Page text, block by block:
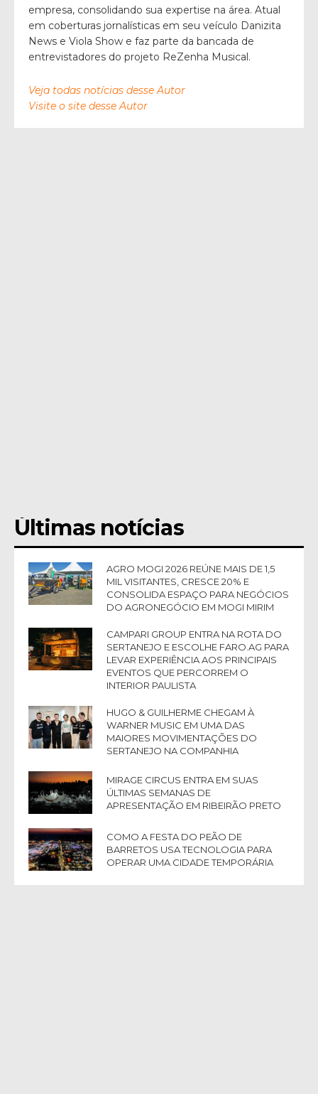
empresa, consolidando sua expertise na área. Atual
em coberturas jornalísticas em seu veículo Danizita
News e Viola Show e faz parte da bancada de
entrevistadores do projeto ReZenha Musical.
Veja todas notícias desse Autor
Visite o site desse Autor
Últimas notícias
AGRO MOGI 2026 REÚNE MAIS DE 1,5
MIL VISITANTES, CRESCE 20% E
CONSOLIDA ESPAÇO PARA NEGÓCIOS
DO AGRONEGÓCIO EM MOGI MIRIM
CAMPARI GROUP ENTRA NA ROTA DO
SERTANEJO E ESCOLHE FARO.AG PARA
LEVAR EXPERIÊNCIA AOS PRINCIPAIS
EVENTOS QUE PERCORREM O
INTERIOR PAULISTA
HUGO & GUILHERME CHEGAM À
WARNER MUSIC EM UMA DAS
MAIORES MOVIMENTAÇÕES DO
SERTANEJO NA COMPANHIA
MIRAGE CIRCUS ENTRA EM SUAS
ÚLTIMAS SEMANAS DE
APRESENTAÇÃO EM RIBEIRÃO PRETO
COMO A FESTA DO PEÃO DE
BARRETOS USA TECNOLOGIA PARA
OPERAR UMA CIDADE TEMPORÁRIA